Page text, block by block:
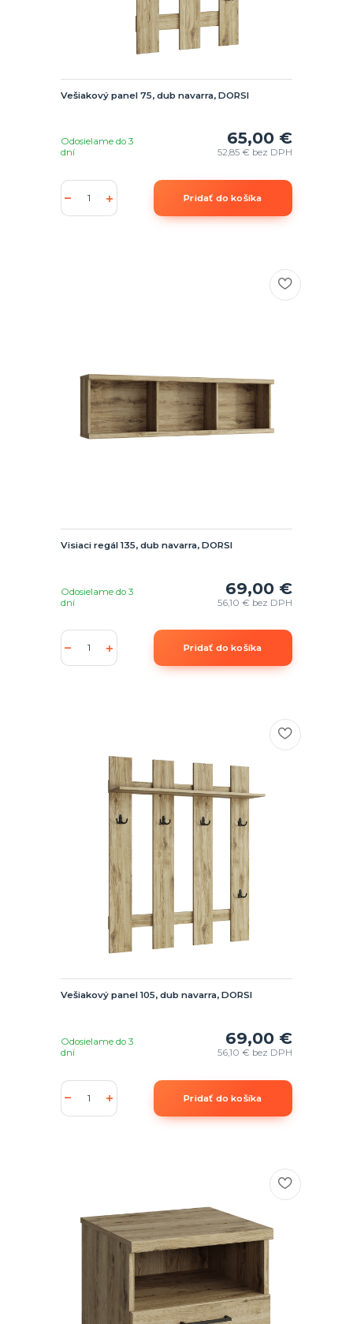
Vešiakový panel 75, dub navarra, DORSI
65,00 €
52,85 € bez DPH
Odosielame do 3
dní
Pridať do košíka
Visiaci regál 135, dub navarra, DORSI
69,00 €
56,10 € bez DPH
Odosielame do 3
dní
Pridať do košíka
Vešiakový panel 105, dub navarra, DORSI
69,00 €
56,10 € bez DPH
Odosielame do 3
dní
Pridať do košíka